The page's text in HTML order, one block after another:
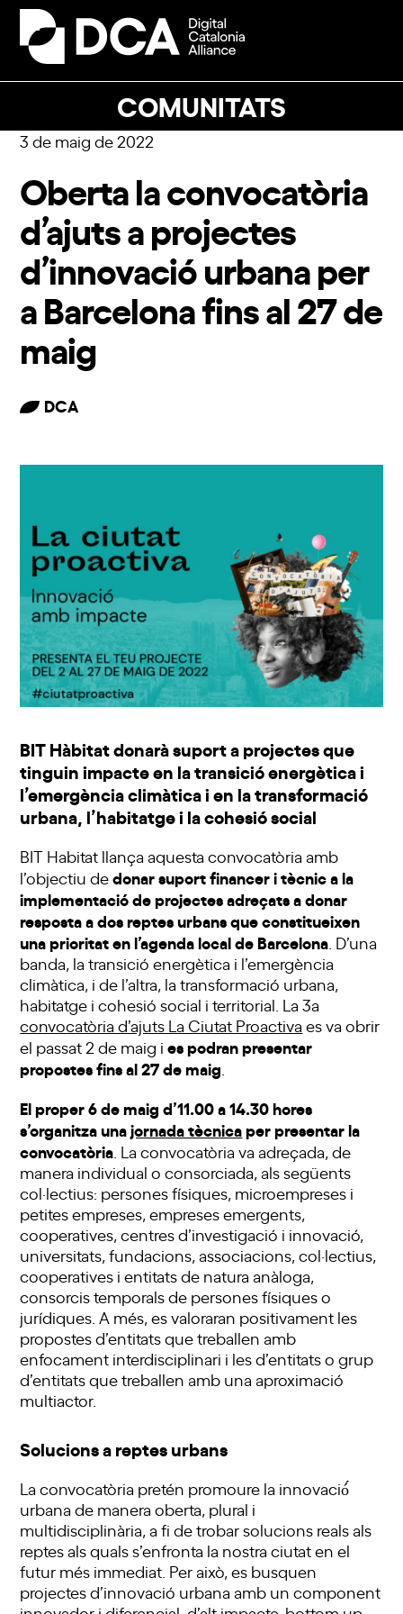
Skip
content
COMUNITATS
Open
mobile
Close
mobile
3 de maig de 2022
Oberta la convocatòria
d’ajuts a projectes
d’innovació urbana per
a Barcelona fins al 27 de
maig
DCA
BIT Hàbitat donarà suport a projectes que
tinguin impacte en la transició energètica i
l’emergència climàtica i en la transformació
urbana, l’habitatge i la cohesió social
BIT Habitat llança aquesta convocatòria amb
l’objectiu dedonar suport financer i tècnic a la
implementació de projectes adreçats a donar
resposta a dos reptes urbans que constitueixen
una prioritat en l’agenda local de Barcelona . D’una
banda, la transició energètica i l’emergència
climàtica, i de l’altra, la transformació urbana,
habitatge i cohesió social i territorial. La 3a
convocatòria d’ajuts La Ciutat Proactiva es va obrir
el passat 2 de maig i es podran presentar
propostes fins al 27 de maig
El proper 6 de maig d’11.00 a 14.30 hores
s’organitza unajornada tècnicaper presentar la
convocatòria . La convocatòria va adreçada, de
manera individual o consorciada, als següents
col·lectius: persones físiques, microempreses i
petites empreses, empreses emergents,
cooperatives, centres d’investigació i innovació,
universitats, fundacions, associacions, col·lectius,
cooperatives i entitats de natura anàloga,
consorcis temporals de persones físiques o
jurídiques. A més, es valoraran positivament les
propostes d’entitats que treballen amb
enfocament interdisciplinari i les d’entitats o grup
d’entitats que treballen amb una aproximació
multiactor.
Solucions a reptes urbans
La convocatòria pretén promoure la innovació́
urbana de manera oberta, plural i
multidisciplinària, a fi de trobar solucions reals als
reptes als quals s’enfronta la nostra ciutat en el
futur més immediat. Per això, es busquen
projectes d’innovació urbana amb un component